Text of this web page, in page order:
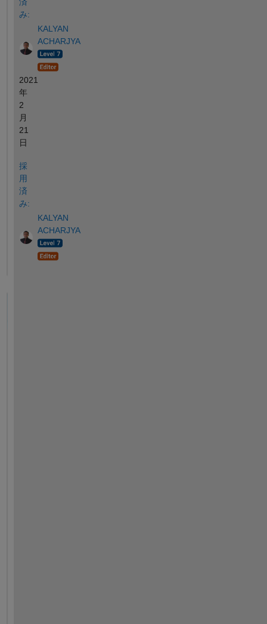
み:
KALYAN
ACHARJYA
2021
年
2
月
21
日
採
用
済
み:
KALYAN
ACHARJYA